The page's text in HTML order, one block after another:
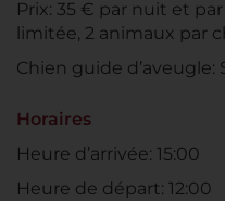
Prix: 35 € par nuit et
limitée, 2 animaux par
Chien guide d’aveugle:
Horaires
Heure d’arrivée: 15:00
Heure de départ: 12:00